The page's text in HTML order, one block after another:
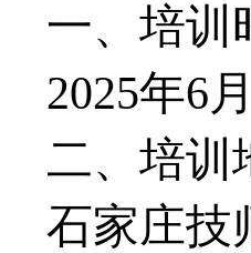
一、培训
2025年6
二、培训
石家庄技